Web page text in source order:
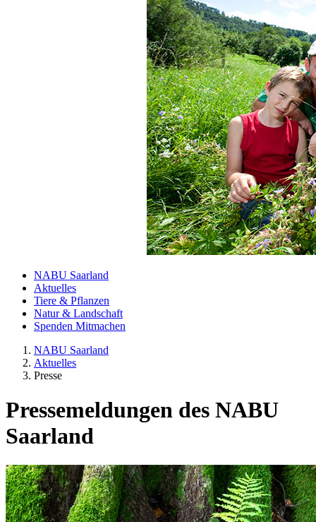
NABU Saarland
Aktuelles
Tiere & Pflanzen
Natur & Landschaft
Spenden Mitmachen
NABU Saarland
Aktuelles
Presse
Pressemeldungen des NABU
Saarland